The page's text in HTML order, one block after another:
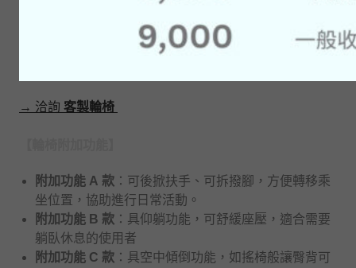
→ 洽詢 客製輪椅
附加功能 A 款 ：可後掀扶手、可拆撥腳，方便轉移乘
坐位置，協助進行日常活動。
附加功能 B 款 ：具仰躺功能，可舒緩座壓，適合需要
躺臥休息的使用者
附加功能 C 款 ：具空中傾倒功能，如搖椅般讓臀背可